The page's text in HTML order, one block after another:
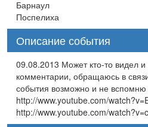
Барнаул
Поспелиха
Описание события
09.08.2013 Может кто-то видел и
комментарии, обращаюсь в
события возможно и не вспомню
http://www.youtube.com/
http://www.youtube.com/